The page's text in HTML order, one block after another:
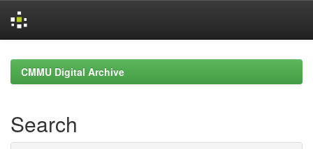
navigationCMMU Digital Archive
Search